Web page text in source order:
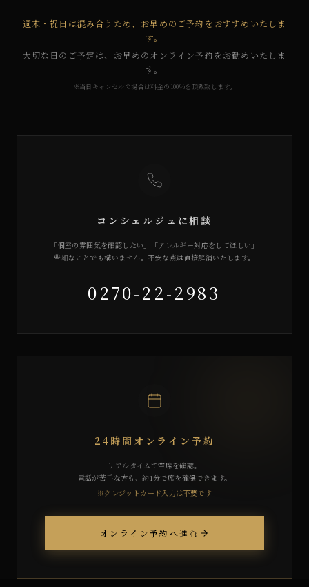
週末・祝日は混み合うため、お早めのご予約をおすすめいたしま
す。
大切な日のご予定は、お早めのオンライン予約をお勧めいたしま
す。
※当日キャンセルの場合は料金の100%を頂戴致します。
コンシェルジュに相談
「個室の雰囲気を確認したい」「アレルギー対応をしてほしい」
些細なことでも構いません。不安な点は直接解消いたします。
0270-22-2983
24時間オンライン予約
リアルタイムで空席を確認。
電話が苦手な方も、約1分で席を確保できます。
※クレジットカード入力は不要です
オンライン予約へ進む